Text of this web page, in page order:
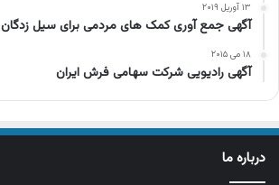
۱۳ آوریل ۲۰۱۹
آگهی جمع آوری کمک های مردمی برای سیل زدگان
۱۸ می ۲۰۱۵
آگهی رادیویی شرکت سهامی فرش ایران
درباره ما